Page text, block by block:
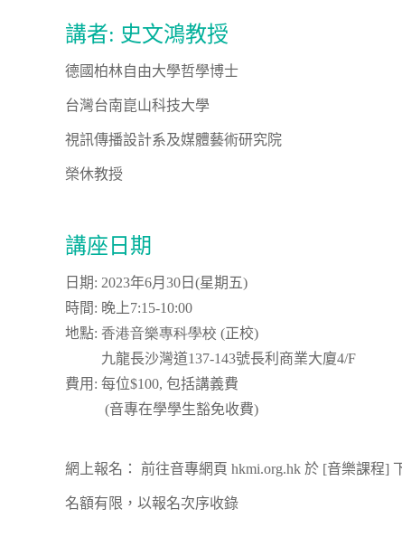
講者: 史文鴻教授
德國柏林自由大學哲學博士
台灣台南崑山科技大學
視訊傳播設計系及媒體藝術研究院
榮休教授
講座日期
日期: 2023年6月 30 日 (星期五)
時間: 晚上7:15-10:00
地點: 香港音樂專科學校 (正校)
九龍長沙灣道137-143號長利商業大廈4/F
費用 : 每位$100, 包括講義費
(音專在學學生豁免收費)
網上報名： 前往音專網頁 hkmi.org.hk 於 [音樂課程]
名額有限，以報名次序收錄